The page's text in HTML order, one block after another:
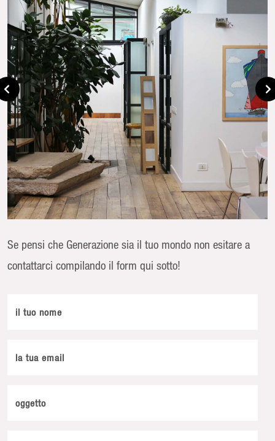
Se pensi che Generazione sia il tuo mondo non esitare a
contattarci compilando il form qui sotto!
il tuo nome
la tua email
oggetto